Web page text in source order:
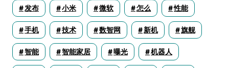
发布 小米 微软 怎么 性能
手机 技术 数智网 新机 旗舰
智能 智能家居 曝光 机器人